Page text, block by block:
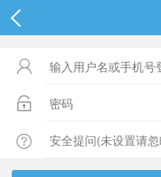


